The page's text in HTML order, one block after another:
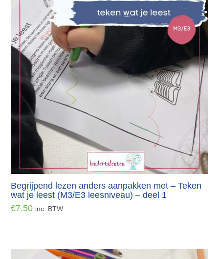
Begrijpend lezen anders aanpakken met – Teken
wat je leest (M3/E3 leesniveau) – deel 1
€7.50 inc. BTW